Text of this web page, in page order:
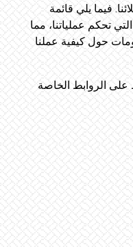
فيما يلي قائمة
تحكم عملياتنا، مما
حول كيفية عملنا
على الروابط الخاصة